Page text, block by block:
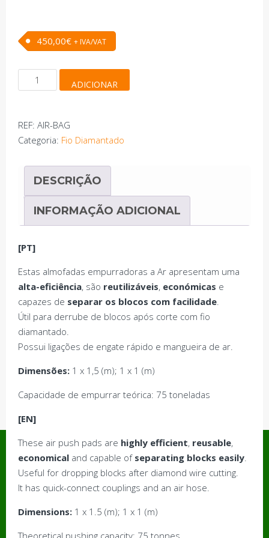
450,00€ + IVA/VAT
Quantidade
de
de
Ar
ADICIONAR
REF: AIR-BAG
Categoria: Fio Diamantado
DESCRIÇÃO
INFORMAÇÃO ADICIONAL
[PT]
Estas almofadas empurradoras a Ar apresentam uma
alta-eficiência, são reutilizáveis, económicas e
capazes de separar os blocos com facilidade.
Útil para derrube de blocos após corte com fio
diamantado.
Possui ligações de engate rápido e mangueira de ar.
Dimensões: 1 x 1,5 (m); 1 x 1 (m)
Capacidade de empurrar teórica: 75 toneladas
[EN]
These air push pads are highly efficient, reusable,
economical and capable of separating blocks easily.
Useful for dropping blocks after diamond wire cutting.
It has quick-connect couplings and an air hose.
Dimensions: 1 x 1.5 (m); 1 x 1 (m)
A minha conta
Carrinho
Contacte-nos
Finalizar compras
Política de Cookies
Política de devolução e reembolso